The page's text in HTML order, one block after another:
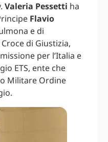
Valeria Pessetti ha
Flavio
e di
di Giustizia,
per l’Italia e
ETS, ente che
Militare Ordine